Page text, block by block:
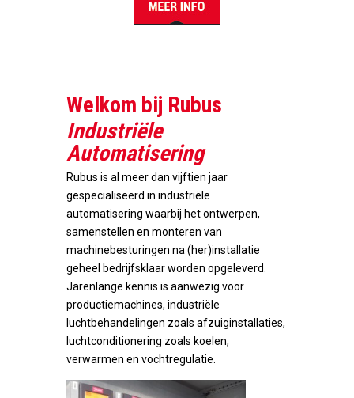
Welkom bij Rubus
Industriële
Automatisering
Rubus is al meer dan vijftien jaar
gespecialiseerd in industriële
automatisering waarbij het ontwerpen,
samenstellen en monteren van
machinebesturingen na (her)installatie
geheel bedrijfsklaar worden opgeleverd.
Jarenlange kennis is aanwezig voor
productiemachines, industriële
luchtbehandelingen zoals afzuiginstallaties,
luchtconditionering zoals koelen,
verwarmen en vochtregulatie.